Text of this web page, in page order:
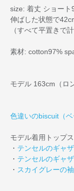
size: 着丈 ショー
伸ばした状態で
（すべて平置きで計
素材: cotton97%
モデル 163cm（ロ
色違いのbiscuit（ベ
モデル着用トップ
・ テンセルのギャ
・ テンセルのギャ
・ スカイグレーの